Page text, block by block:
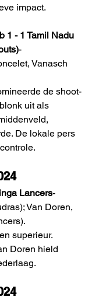
impact.
1 - 1 Tamil Nadu
-
Vanasch
de shoot-
uit als
De lokale pers
Lancers-
Van Doren,
superieur.
Doren hield